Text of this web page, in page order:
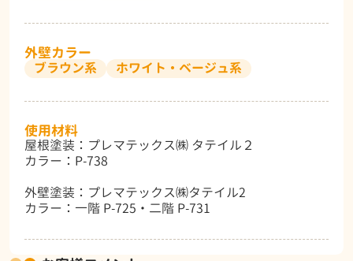
外壁カラー
ブラウン系 ホワイト・ベージュ系
使用材料
屋根塗装：プレマテックス㈱ タテイル２
カラー：P-738
外壁塗装：プレマテックス㈱タテイル2
カラー：一階 P-725・二階 P-731